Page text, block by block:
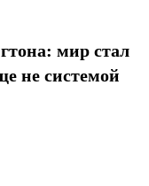
мир стал
не системой